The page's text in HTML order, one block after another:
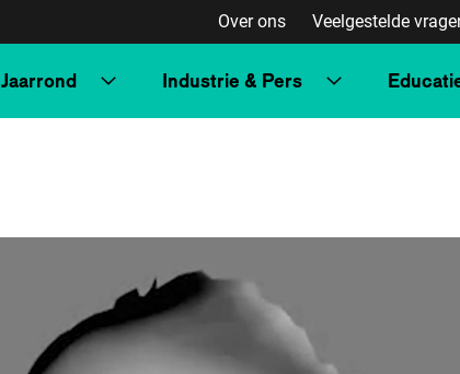
Over ons Veelgestelde
Jaarrond Industrie & Pers